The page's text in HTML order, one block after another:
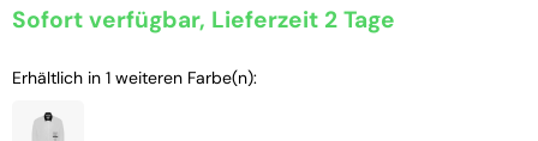
Sofort verfügbar, Lieferzeit 2 Tage
Erhältlich in 1 weiteren Farbe(n):